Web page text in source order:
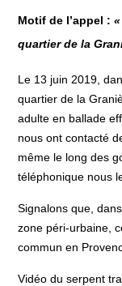
Motif de l’appel :
quartier de la
Le 13 juin 2019,
quartier de la
adulte en ballade
nous ont contacté
même le long des
téléphonique nous
Signalons que,
zone péri-urbaine,
commun en
Vidéo du serpent